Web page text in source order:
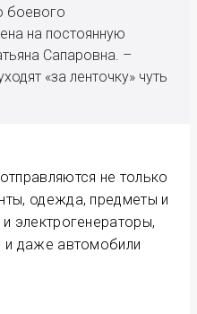
боевого
на постоянную
Сапаровна. –
«за ленточку» чуть
не только
одежда, предметы и
электрогенераторы,
и даже автомобили